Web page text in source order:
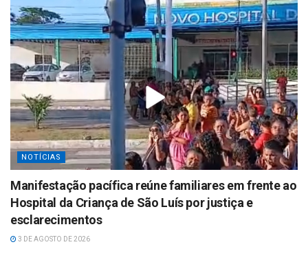
NOTÍCIAS
Manifestação pacífica reúne familiares em frente ao
Hospital da Criança de São Luís por justiça e
esclarecimentos
3 DE AGOSTO DE 2026